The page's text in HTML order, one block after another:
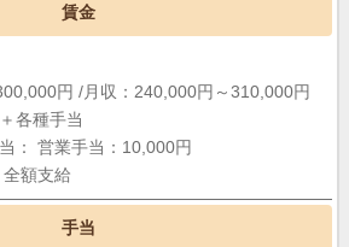
賃金
円 /月収：240,000円～310,000円
各種手当
： 営業手当：10,000円
額支給
手当